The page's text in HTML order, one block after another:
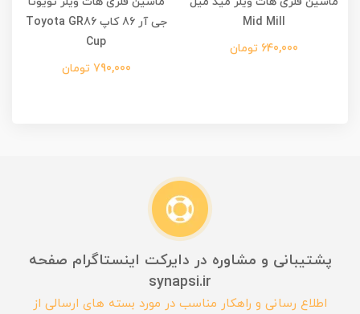
Mid Mill
640,000 تومان
جی آر 86 کاپ Toyota GR86
Cup
790,000 تومان
پشتیبانی و مشاوره در دایرکت اینستاگرام صفحه
synapsi.ir
اطلاع رسانی و راهکار مناسب در مورد بسته های ارسالی از